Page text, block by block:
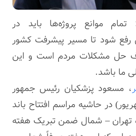
موانع پروژه‌ها باید در
رفع شود تا مسیر پیشرفت کشور
حل مشکلات مردم است و این
ما باشد.
، مسعود پزشکیان رئیس جمهور
(دوشنبه، ۱۷ شهریور) در حاشیه مراسم افتتاح باند
تهران – شمال ضمن تبریک هفته